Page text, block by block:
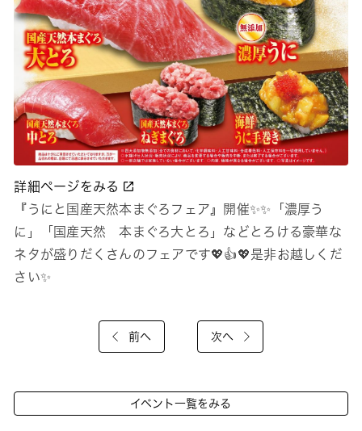
詳細ページをみる
『うにと国産天然本まぐろフェア』開催✨✨「濃厚う
に」「国産天然 本まぐろ大とろ」などとろける豪華な
ネタが盛りだくさんのフェアです💖👍💖是非お越しくだ
さい✨
前へ 次へ
イベント一覧をみる